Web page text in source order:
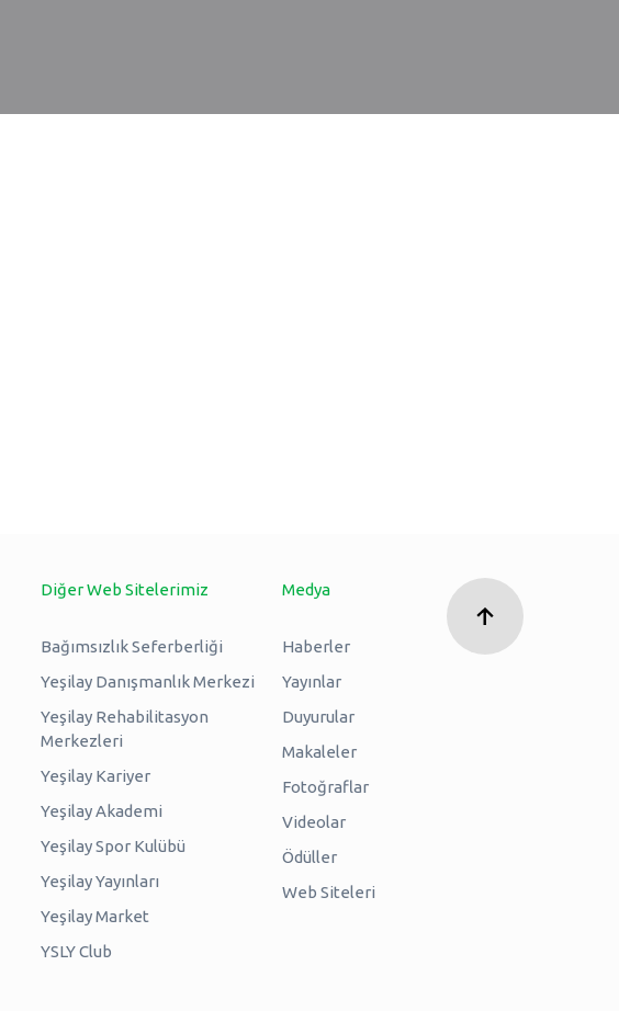
Diğer Web Sitelerimiz
Bağımsızlık Seferberliği
Yeşilay Danışmanlık Merkezi
Yeşilay Rehabilitasyon
Merkezleri
Yeşilay Kariyer
Yeşilay Akademi
Yeşilay Spor Kulübü
Yeşilay Yayınları
Yeşilay Market
YSLY Club
Medya
Haberler
Yayınlar
Duyurular
Makaleler
Fotoğraflar
Videolar
Ödüller
Web Siteleri